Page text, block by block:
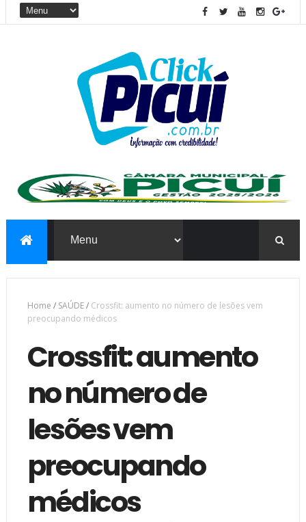
Home / SAÚDE/ Crossfit: aumento no número de lesões vem
preocupando médicos
Crossfit: aumento
no número de
lesões vem
preocupando
médicos